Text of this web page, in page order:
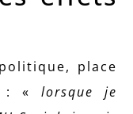
place
: « lorsque je